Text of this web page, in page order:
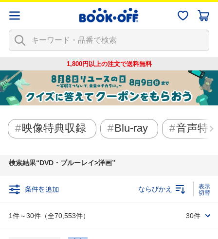
1,800円以上の注文で送料無料
映像特典収録 Blu-ray 音声特
検索結果 DVD・ブルーレイ>洋画
条件を追加
1件～30件（全70,553件）
ならびかえ
30件